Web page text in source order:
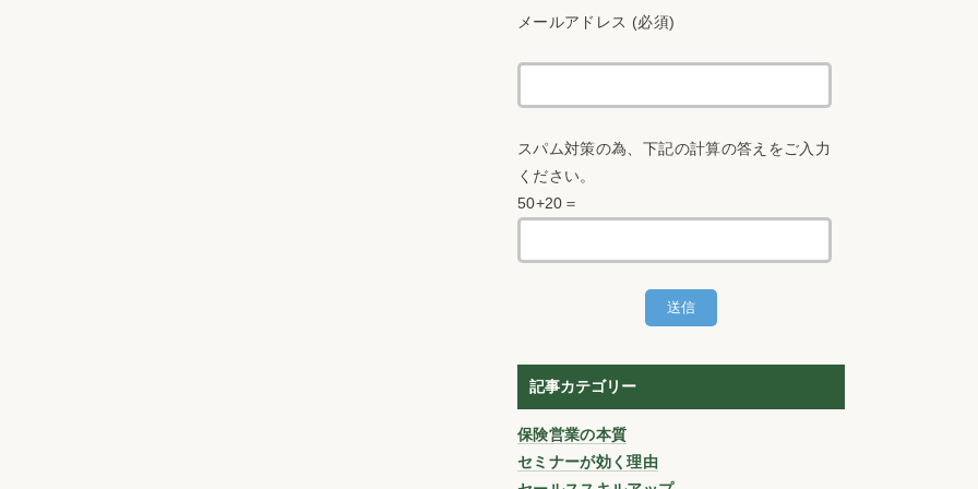
メールアドレス (必須)
スパム対策の為、下記の計算の答えをご入力
ください。
50+20＝
記事カテゴリー
保険営業の本質
セミナーが効く理由